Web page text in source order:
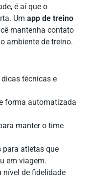
é aí que o
Um app de treino
mantenha contato
ambiente de treino.
técnicas e
forma automatizada
manter o time
para atletas que
em viagem.
nível de fidelidade